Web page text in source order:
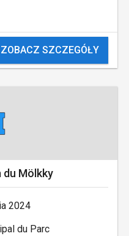
ZOBACZ SZCZEGÓŁY
du Mölkky
2024
du Parc